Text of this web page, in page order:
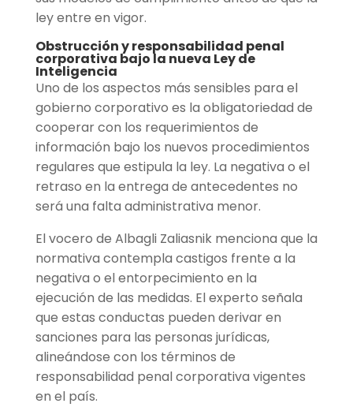
ley entre en vigor.
Obstrucción y responsabilidad penal
corporativa bajo la nueva Ley de
Inteligencia
Uno de los aspectos más sensibles para el
gobierno corporativo es la obligatoriedad de
cooperar con los requerimientos de
información bajo los nuevos procedimientos
regulares que estipula la ley. La negativa o el
retraso en la entrega de antecedentes no
será una falta administrativa menor.
El vocero de Albagli Zaliasnik menciona que la
normativa contempla castigos frente a la
negativa o el entorpecimiento en la
ejecución de las medidas. El experto señala
que estas conductas pueden derivar en
sanciones para las personas jurídicas,
alineándose con los términos de
responsabilidad penal corporativa vigentes
en el país.